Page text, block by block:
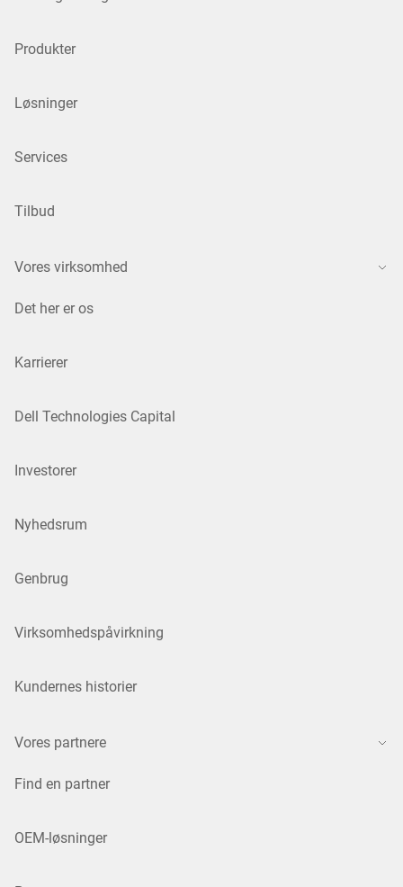
Produkter
Løsninger
Services
Tilbud
Vores virksomhed
Det her er os
Karrierer
Dell Technologies Capital
Investorer
Nyhedsrum
Genbrug
Virksomhedspåvirkning
Kundernes historier
Vores partnere
Find en partner
OEM-løsninger